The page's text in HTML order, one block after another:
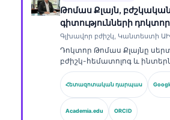
Թոմաս Քլայն,
գիտությունների դոկտոր
Գլխավոր բժիշկ, Կանտեստի ԱԻ
Դոկտոր Թոմաս Քլայնը
բժիշկ-հեմատոլոգ և
քան 15 տարվա փորձով
բժշկության և ԱԻ-ի
վերլուծության ոլորտում։
գլխավոր բժշկական
է սեփականատիրական
Հետազոտական դարպաս
Academia.edu ORCID